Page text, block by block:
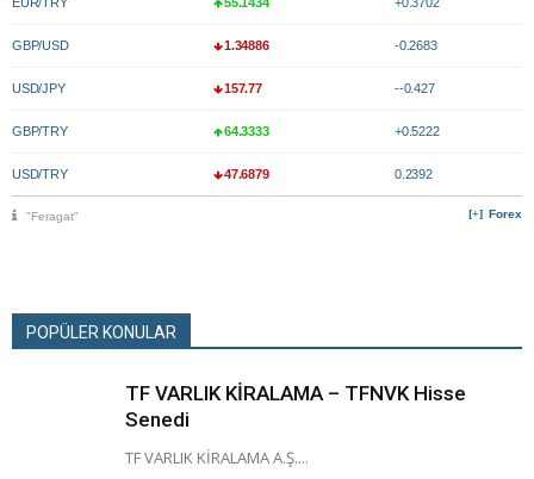
GBP/USD 1.34886 -0.2683
USD/JPY 157.77 --0.427
GBP/TRY 64.3333 +0.5222
USD/TRY 47.6879 0.2392
Forex
"Feragat"
POPÜLER KONULAR
TF VARLIK KİRALAMA – TFNVK Hisse
Senedi
TF VARLIK KİRALAMA A.Ş....